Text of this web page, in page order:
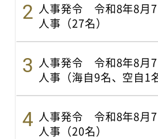
人事発令 令和8年8月
人事（27名）
人事発令 令和8年8月
人事（海自9名、空自1名
人事発令 令和8年8月
人事（20名）